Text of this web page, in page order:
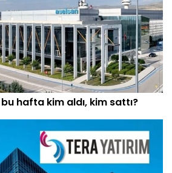
bu hafta kim aldı, kim sattı?